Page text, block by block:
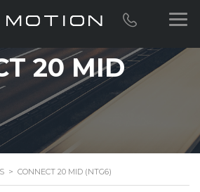
20 MID
> CONNECT 20 MID (NTG6)